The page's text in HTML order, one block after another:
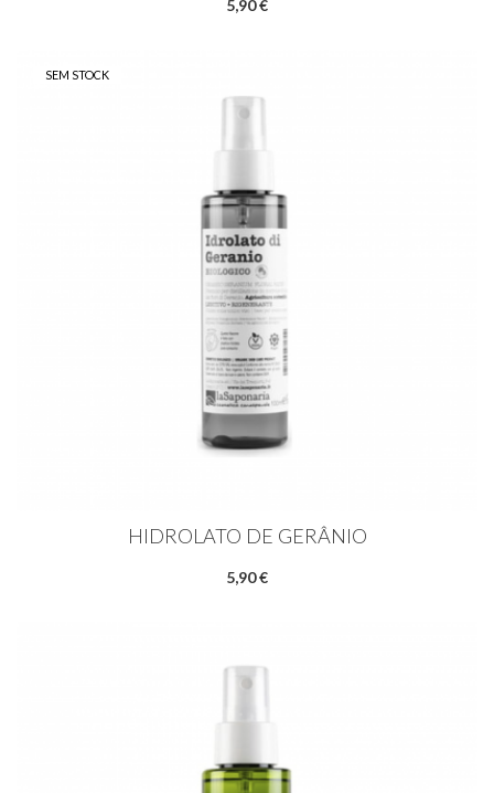
5,90 €
SEM STOCK
HIDROLATO DE GERÂNIO
5,90 €